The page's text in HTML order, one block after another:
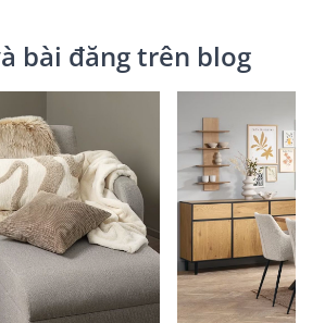
bài đăng trên blog